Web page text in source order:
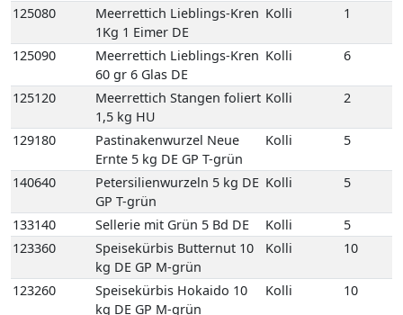
125080
Meerrettich Lieblings-Kren
1Kg 1 Eimer DE
Kolli 1
125090
Meerrettich Lieblings-Kren
60 gr 6 Glas DE
Kolli 6
125120
Meerrettich Stangen foliert
1,5 kg HU
Kolli 2
129180
Pastinakenwurzel Neue
Ernte 5 kg DE GP T-grün
Kolli 5
140640
Petersilienwurzeln 5 kg DE
GP T-grün
Kolli 5
133140 Sellerie mit Grün 5 Bd DE Kolli
5
123360
Speisekürbis Butternut 10
kg DE GP M-grün
Kolli 10
123260
Speisekürbis Hokaido 10
kg DE GP M-grün
Kolli 10